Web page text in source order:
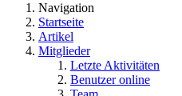
Navigation
Startseite
Artikel
Mitglieder
Letzte Aktivitäten
Benutzer online